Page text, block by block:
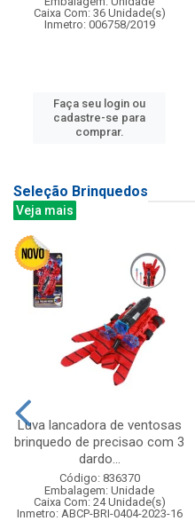
Caixa Com: 36 Unidade(s)
Inmetro: 006758/2019
Faça seu login ou
cadastre-se para
comprar.
Seleção Brinquedos
Veja mais
Luva lancadora de ventosas
brinquedo de precisao com 3
dardo...
Código: 836370
Embalagem: Unidade
Caixa Com: 24 Unidade(s)
Inmetro: ABCP-BRI-0404-2023-16